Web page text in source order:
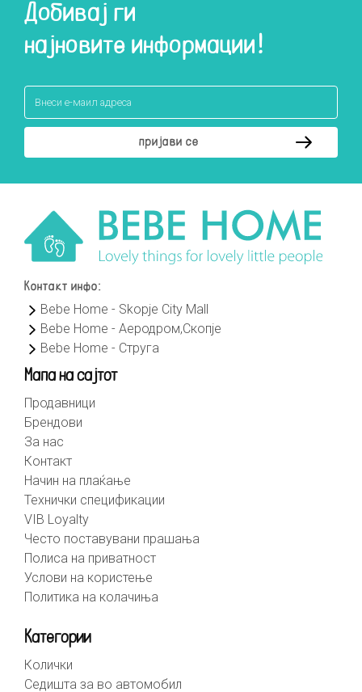
Добивај ги
најновите информации!
Контакт инфо:
Bebe Home - Skopje City Mall
Bebe Home - Аеродром,Скопје
Bebe Home - Струга
Мапа на сајтот
Продавници
Брендови
За нас
Контакт
Начин на плаќање
Технички спецификации
VIB Loyalty
Често поставувани прашања
Полиса на приватност
Услови на користење
Политика на колачиња
Категории
Колички
Седишта за во автомобил